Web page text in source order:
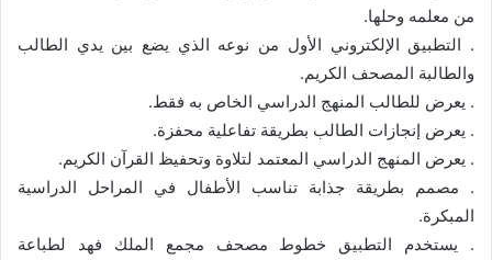
من معلمه وحلها.
. التطبيق الإلكتروني الأول من نوعه الذي يضع بين يدي الطالب
والطالبة المصحف الكريم.
. يعرض للطالب المنهج الدراسي الخاص به فقط.
. يعرض إنجازات الطالب بطريقة تفاعلية محفزة.
. يعرض المنهج الدراسي المعتمد لتلاوة وتحفيظ القرآن الكريم.
. مصمم بطريقة جذابة تناسب الأطفال في المراحل الدراسية
المبكرة.
. يستخدم التطبيق خطوط مصحف مجمع الملك فهد لطباعة